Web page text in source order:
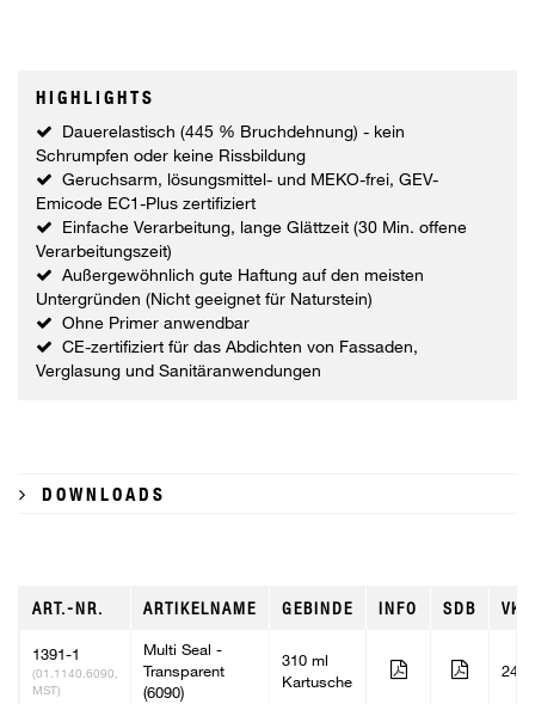
HIGHLIGHTS
Dauerelastisch (445 % Bruchdehnung) - kein
Schrumpfen oder keine Rissbildung
Geruchsarm, lösungsmittel- und MEKO-frei, GEV-
Emicode EC1-Plus zertifiziert
Einfache Verarbeitung, lange Glättzeit (30 Min. offene
Verarbeitungszeit)
Außergewöhnlich gute Haftung auf den meisten
Untergründen (Nicht geeignet für Naturstein)
Ohne Primer anwendbar
CE-zertifiziert für das Abdichten von Fassaden,
Verglasung und Sanitäranwendungen
DOWNLOADS
ART.-NR. ARTIKELNAME GEBINDE INFO SDB VKE
1391-1
(01.1140.6090,
MST)
Multi Seal -
Transparent
(6090)
310 ml
Kartusche
24